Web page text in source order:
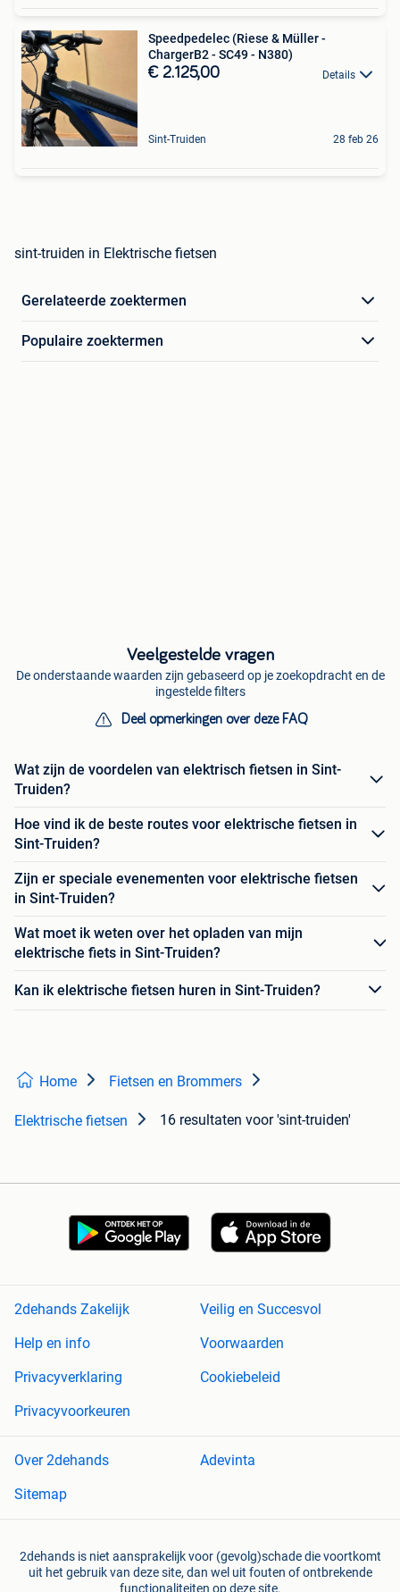
Speedpedelec (Riese & Müller -
ChargerB2 - SC49 - N380)
€ 2.125,00 Details
Sint-Truiden 28 feb 26
sint-truiden in Elektrische fietsen
Gerelateerde zoektermen
Populaire zoektermen
Veelgestelde vragen
De onderstaande waarden zijn gebaseerd op je zoekopdracht en de
ingestelde filters
Deel opmerkingen over deze FAQ
Wat zijn de voordelen van elektrisch fietsen in Sint-
Truiden?
Hoe vind ik de beste routes voor elektrische fietsen in
Sint-Truiden?
Zijn er speciale evenementen voor elektrische fietsen
in Sint-Truiden?
Wat moet ik weten over het opladen van mijn
elektrische fiets in Sint-Truiden?
Kan ik elektrische fietsen huren in Sint-Truiden?
Home Fietsen en Brommers
Elektrische fietsen 16 resultaten voor 'sint-truiden'
2dehands Zakelijk
Veilig en Succesvol
Help en info
Voorwaarden
Privacyverklaring
Cookiebeleid
Privacyvoorkeuren
Over 2dehands
Adevinta
Sitemap
2dehands is niet aansprakelijk voor (gevolg)schade die voortkomt
uit het gebruik van deze site, dan wel uit fouten of ontbrekende
functionaliteiten op deze site.